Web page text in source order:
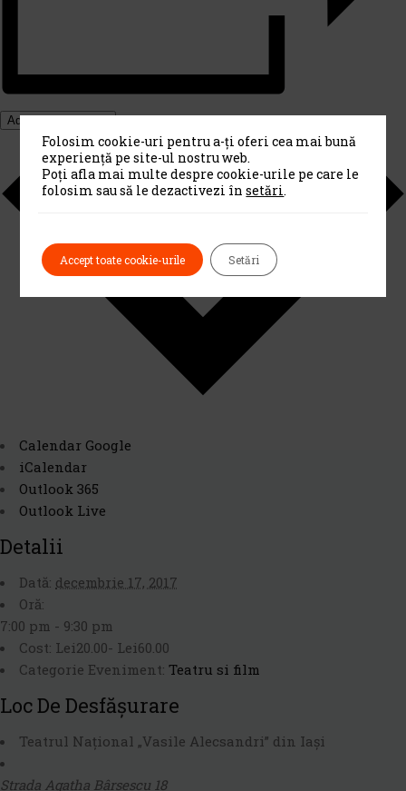
Adaugă în calendar
Calendar Google
iCalendar
Outlook 365
Outlook Live
Detalii
Dată: decembrie 17, 2017
Oră:
7:00 pm - 9:30 pm
Cost: Lei20.00- Lei60.00
Categorie Eveniment: Teatru si film
Loc De Desfășurare
Teatrul Național „Vasile Alecsandri” din Iași
Strada Agatha Bârsescu 18
Folosim cookie-uri pentru a-ți oferi cea mai bună
experiență pe site-ul nostru web.
Poți afla mai multe despre cookie-urile pe care le
folosim sau să le dezactivezi însetări.
Accept toate cookie-urile Setări